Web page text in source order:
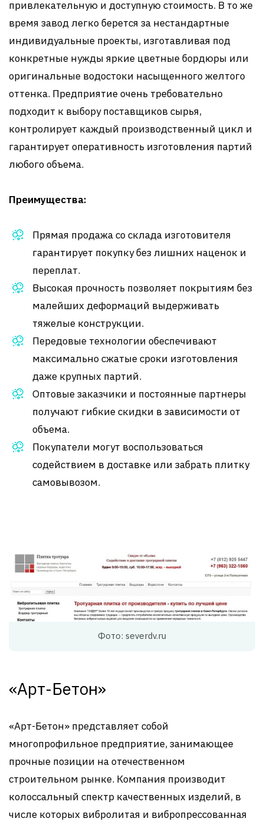
привлекательную и доступную стоимость. В то же
время завод легко берется за нестандартные
индивидуальные проекты, изготавливая под
конкретные нужды яркие цветные бордюры или
оригинальные водостоки насыщенного желтого
оттенка. Предприятие очень требовательно
подходит к выбору поставщиков сырья,
контролирует каждый производственный цикл и
гарантирует оперативность изготовления партий
любого объема.
Преимущества:
Прямая продажа со склада изготовителя
гарантирует покупку без лишних наценок и
переплат.
Высокая прочность позволяет покрытиям без
малейших деформаций выдерживать
тяжелые конструкции.
Передовые технологии обеспечивают
максимально сжатые сроки изготовления
даже крупных партий.
Оптовые заказчики и постоянные партнеры
получают гибкие скидки в зависимости от
объема.
Покупатели могут воспользоваться
содействием в доставке или забрать плитку
самовывозом.
Фото: severdv.ru
«Арт-Бетон»
«Арт-Бетон» представляет собой
многопрофильное предприятие, занимающее
прочные позиции на отечественном
строительном рынке. Компания производит
колоссальный спектр качественных изделий, в
числе которых вибролитая и вибропрессованная